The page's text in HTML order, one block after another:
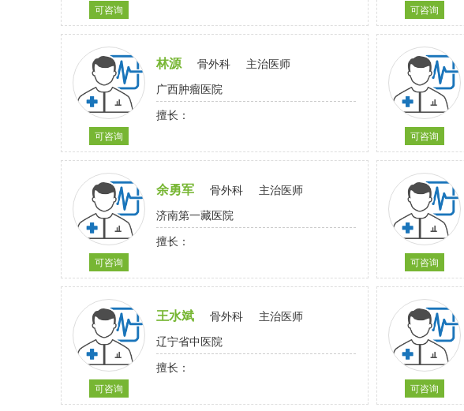
可咨询 可咨询
可咨询
林源 骨外科
主治医师
广西肿瘤医院
擅长：
可咨询
可咨询
余勇军 骨外科
主治医师
济南第一藏医院
擅长：
可咨询
可咨询
王水斌 骨外科
主治医师
辽宁省中医院
擅长：
可咨询